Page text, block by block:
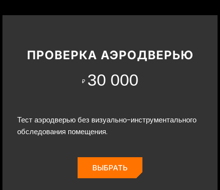
ПРОВЕРКА АЭРОДВЕРЬЮ
₽ 30 000
Тест аэродверью без визуально-инструментального
обследования помещения.
ВЫБРАТЬ